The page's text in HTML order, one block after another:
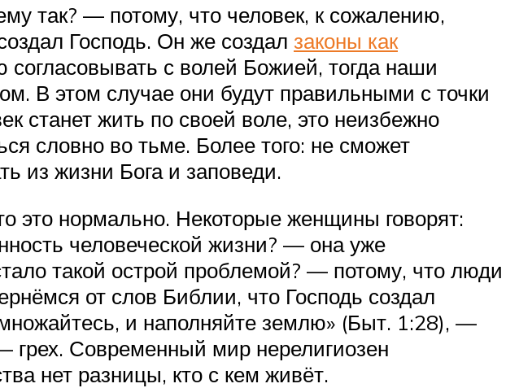
так? — потому, что человек, к сожалению,
Господь. Он же создал законы как
с волей Божией, тогда наши
В этом случае они будут правильными с точки
станет жить по своей воле, это неизбежно
словно во тьме. Более того: не сможет
из жизни Бога и заповеди.
это нормально. Некоторые женщины говорят:
человеческой жизни? — она уже
такой острой проблемой? — потому, что люди
от слов Библии, что Господь создал
и наполняйте землю» (Быт. 1:28), —
грех. Современный мир нерелигиозен
нет разницы, кто с кем живёт.